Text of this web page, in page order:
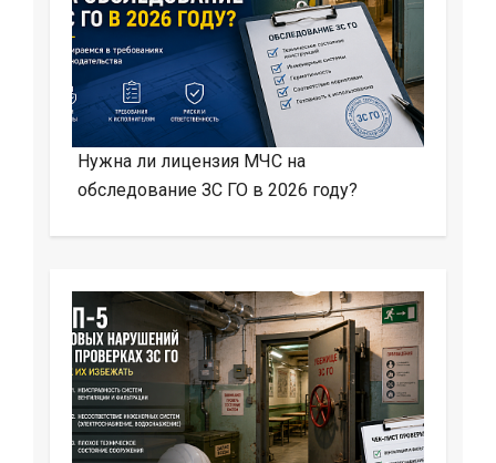
Нужна ли лицензия МЧС на
обследование ЗС ГО в 2026 году?